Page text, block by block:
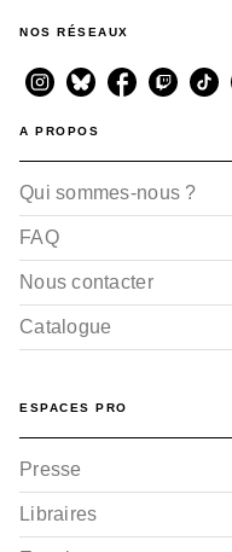
NOS RÉSEAUX
A PROPOS
Qui sommes-nous ?
FAQ
Nous contacter
Catalogue
ESPACES PRO
Presse
Libraires